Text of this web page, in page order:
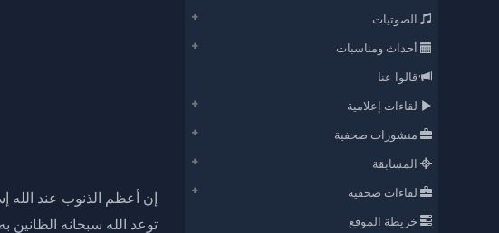
الصوتيات
أحداث ومناسبات
قالوا عنا
لقاءات إعلامية
منشورات صحفية
المسابقة
لقاءات صحفية
خريطة الموقع
إن أعظم الذنوب عند
توعد الله سبحانه الظانين